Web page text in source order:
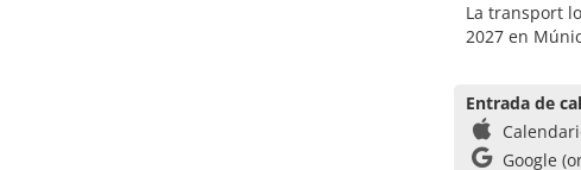
La transport
2027 en
Entrada de
Google